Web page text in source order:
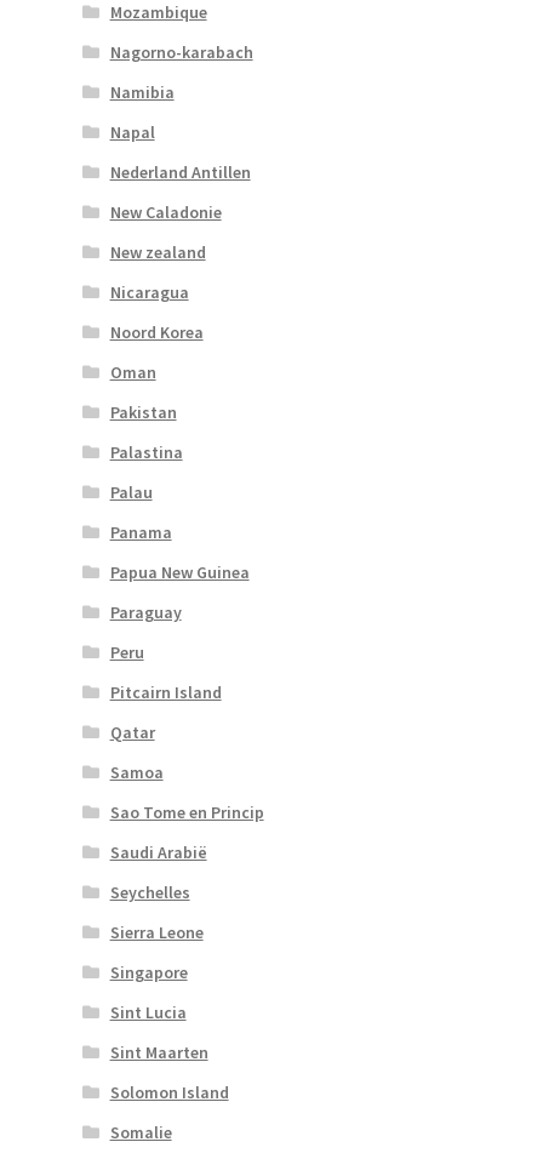
Mozambique
Nagorno-karabach
Namibia
Napal
Nederland Antillen
New Caladonie
New zealand
Nicaragua
Noord Korea
Oman
Pakistan
Palastina
Palau
Panama
Papua New Guinea
Paraguay
Peru
Pitcairn Island
Qatar
Samoa
Sao Tome en Princip
Saudi Arabië
Seychelles
Sierra Leone
Singapore
Sint Lucia
Sint Maarten
Solomon Island
Somalie